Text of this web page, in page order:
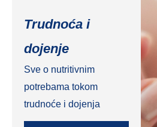
Trudnoća i
dojenje
Sve o nutritivnim
potrebama tokom
trudnoće i dojenja